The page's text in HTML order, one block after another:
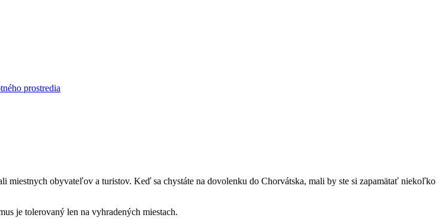
prostredia
miestnych obyvateľov a turistov. Keď sa chystáte na dovolenku do Chorvátska, mali by ste si zapamätať niekoľko
je tolerovaný len na vyhradených miestach.